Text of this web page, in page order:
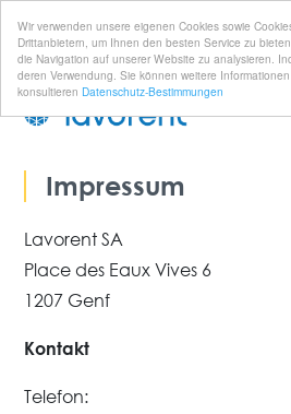
Wir verwenden unsere eigenen Cookies sowie
Drittanbietern, um Ihnen den besten Service zu
die Navigation auf unserer Website zu analysieren.
deren Verwendung. Sie können weitere
konsultieren Datenschutz-Bestimmungen
Impressum
Lavorent SA
Place des Eaux Vives 6
1207 Genf
Kontakt
Telefon: